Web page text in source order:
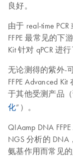
良好。
由于 real-time PCR
FFPE 最常见的下
Kit 针对 qPCR 进行
无论测得的紫外-
FFPE Advanced
于其他受测产品
化”）。
QIAamp DNA
NGS 分析的 DNA
氨基作用而常见